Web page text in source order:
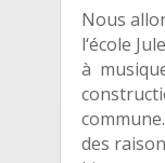
Nous
l‘école
à
des